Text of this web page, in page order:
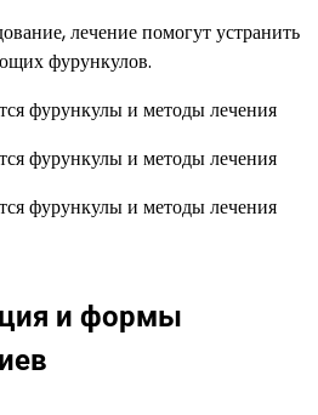
лечение помогут устранить
фурункулов.
и формы